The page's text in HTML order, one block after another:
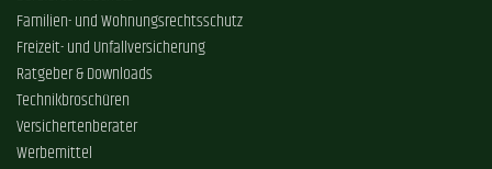
Familien- und Wohnungsrechtsschutz
Freizeit- und Unfallversicherung
Ratgeber & Downloads
Technikbroschüren
Versichertenberater
Werbemittel